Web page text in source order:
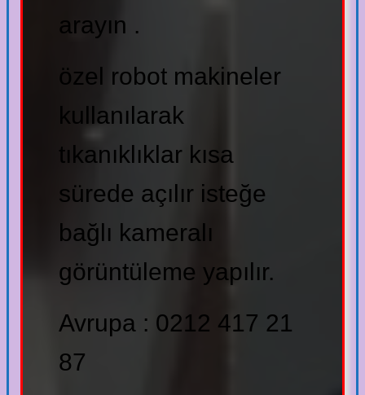
arayın .
özel robot makineler
kullanılarak
tıkanıklıklar kısa
sürede açılır isteğe
bağlı kameralı
görüntüleme yapılır.
Avrupa : 0212 417 21
87